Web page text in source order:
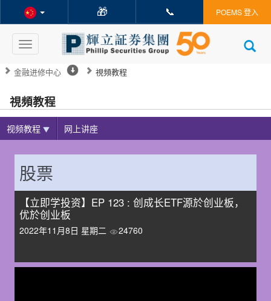
🎁 📞 POEMS 登入
Toggle
navigation
金融进修中心 視頻教程
視頻教程
视频教程 网上讲座
股票
【立即学投资】EP 123 : 创成长ETF源於创业板，
优於创业板
2022年11月8日 星期二 24760